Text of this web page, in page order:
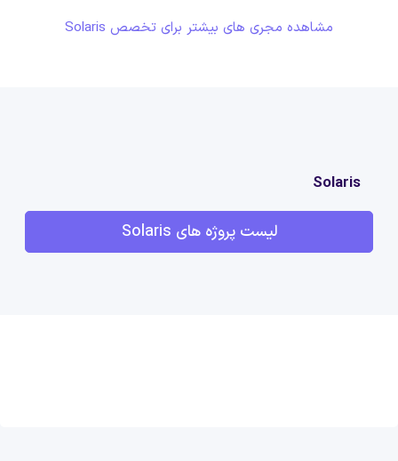
مشاهده مجری های بیشتر برای تخصص Solaris
Solaris
لیست پروژه های Solaris